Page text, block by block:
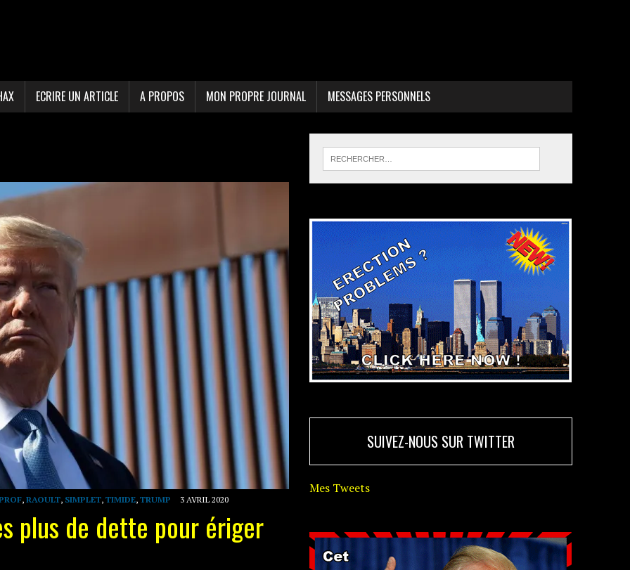
ECRIRE UN ARTICLE A PROPOS MON PROPRE JOURNAL MESSAGES PERSONNELS
, RAOULT, SIMPLET, TIMIDE, TRUMP 3 AVRIL 2020
plus de dette pour ériger
SUIVEZ-NOUS SUR TWITTER
Mes Tweets